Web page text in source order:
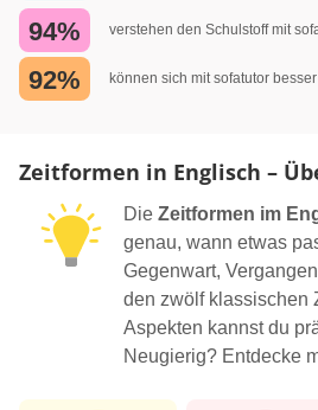
94% verstehen den Schulstoff mit
92% können sich mit sofatutor
Zeitformen in Englisch –
Die Zeitformen im
genau, wann etwas
Gegenwart,
den zwölf klassischen
Aspekten kannst du
Neugierig? Entdecke